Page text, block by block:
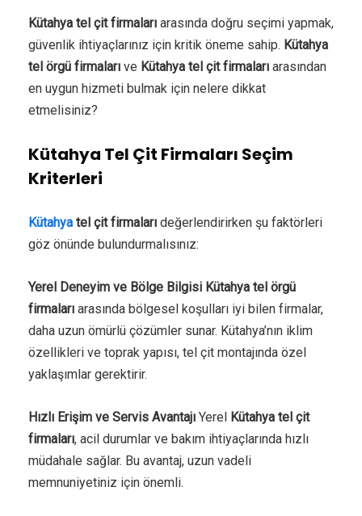
Kütahya tel çit firmaları arasında doğru seçimi yapmak,
güvenlik ihtiyaçlarınız için kritik öneme sahip. Kütahya
tel örgü firmaları ve Kütahya tel çit firmaları arasından
en uygun hizmeti bulmak için nelere dikkat
etmelisiniz?
Kütahya Tel Çit Firmaları Seçim
Kriterleri
Kütahya tel çit firmaları değerlendirirken şu faktörleri
göz önünde bulundurmalısınız:
Yerel Deneyim ve Bölge Bilgisi Kütahya tel örgü
firmaları arasında bölgesel koşulları iyi bilen firmalar,
daha uzun ömürlü çözümler sunar. Kütahya’nın iklim
özellikleri ve toprak yapısı, tel çit montajında özel
yaklaşımlar gerektirir.
Hızlı Erişim ve Servis Avantajı Yerel Kütahya tel çit
firmaları, acil durumlar ve bakım ihtiyaçlarında hızlı
müdahale sağlar. Bu avantaj, uzun vadeli
memnuniyetiniz için önemli.